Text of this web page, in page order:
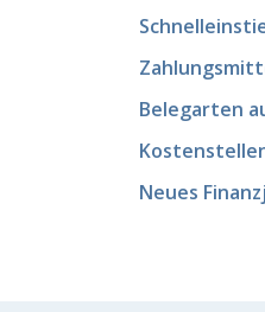
Belegarten
Neues